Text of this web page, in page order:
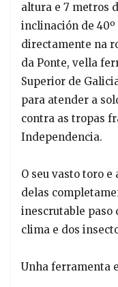
altura e 7 metros
inclinación de
directamente na
da Ponte, vella
Superior de
para atender a
contra as tropas
Independencia.
O seu vasto toro e
delas
inescrutable paso
clima e dos
Unha ferramenta